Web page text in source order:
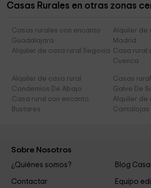
Casas Rurales en otras zonas
Casas rurales con encanto
Guadalajara
Alquiler de
Madrid
Alquiler de casa rural Segovia Casa rural
Cuenca
Alquiler de casa rural
Condemios De Abajo
Casas
Galve De
Casa rural con encanto
Bustares
Alquiler de
Cantalojas
Sobre Nosotros
¿Quiénes somos? Blog
Contactar
Equipo